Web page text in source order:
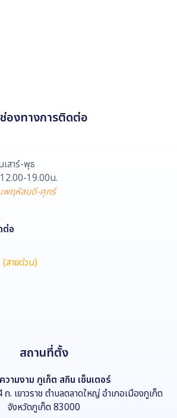
ช่องทางการติดต่อ
สาร์-พุธ
19.00น.
พฤหัสบดี-ศุกร์
ต่อ
สายด่วน)
สถานที่ตั้ง
วามงาม ภูเก็ต สกิน เซ็นเตอร์
. เยาวราช ตำบลตลาดใหญ่ อำเภอเมืองภูเก็ต
จังหวัดภูเก็ต 83000